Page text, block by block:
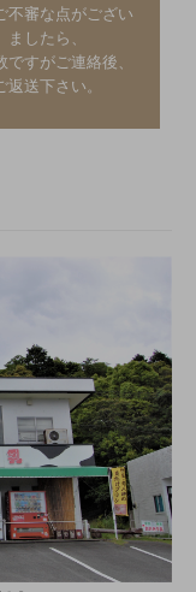
不審な点がござい
ましたら、
ですがご連絡後、
返送下さい。